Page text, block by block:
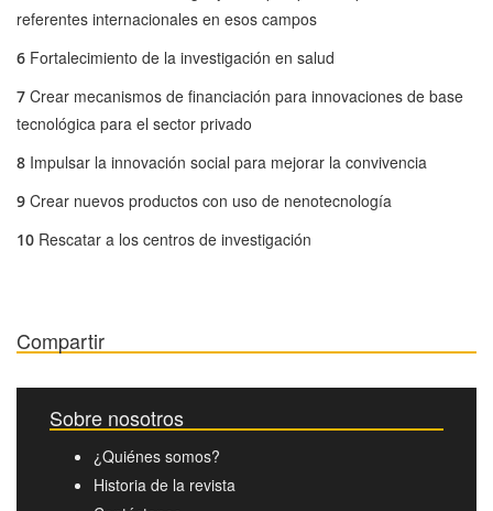
referentes internacionales en esos campos
6 Fortalecimiento de la investigación en salud
7 Crear mecanismos de financiación para innovaciones de base
tecnológica para el sector privado
8 Impulsar la innovación social para mejorar la convivencia
9 Crear nuevos productos con uso de nenotecnología
10 Rescatar a los centros de investigación
Compartir
Sobre nosotros
¿Quiénes somos?
Historia de la revista